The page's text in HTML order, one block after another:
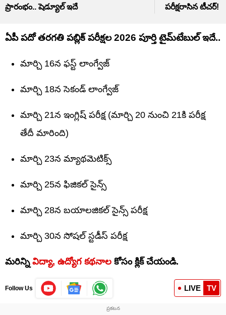
ప్రారంభం.. షెడ్యూల్ ఇదే పరీక్షరాసిన టీచర్!
ఏపీ పదో తరగతి పబ్లిక్ పరీక్షల 2026 పూర్తి టైమ్‌టేబుల్ ఇదే..
మార్చి 16న ఫస్ట్ లాంగ్వేజ్
మార్చి 18న సెకండ్ లాంగ్వేజ్
మార్చి 21న ఇంగ్లిష్ పరీక్ష (మార్చి 20 నుంచి 21కి పరీక్ష
తేదీ మారింది)
మార్చి 23న మ్యాథమెటిక్స్‌
మార్చి 25న ఫిజికల్ సైన్స్
మార్చి 28న బయాలజికల్ సైన్స్ పరీక్ష
మార్చి 30న సోషల్ స్టడీస్ పరీక్ష
మరిన్ని విద్యా, ఉద్యోగ కథనాల కోసం క్లిక్‌ చేయండి.
Follow Us LIVE TV